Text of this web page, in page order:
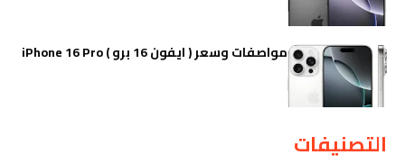
مواصفات وسعر ( ايفون 16 برو ) iPhone 16 Pro
التصنيفات